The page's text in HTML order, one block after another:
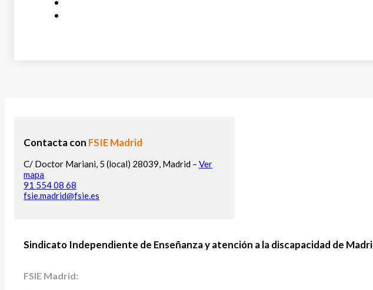
Contacta con FSIE Madrid
C/ Doctor Mariani, 5 (local) 28039, Madrid – Ver
mapa
91 554 08 68
fsie.madrid@fsie.es
Sindicato Independiente de Enseñanza y atención a la discapacidad de
FSIE Madrid: